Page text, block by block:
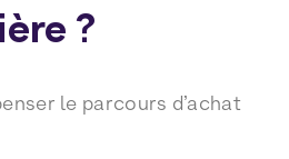
?
le parcours d’achat